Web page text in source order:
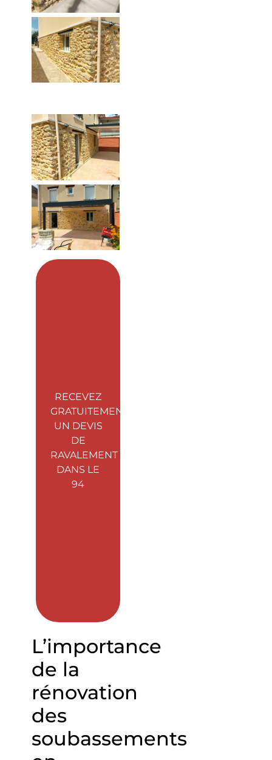
RECEVEZ
GRATUITEMENT
UN DEVIS
DE
RAVALEMENT
DANS LE
94
L’importance
de la
rénovation
des
soubassements